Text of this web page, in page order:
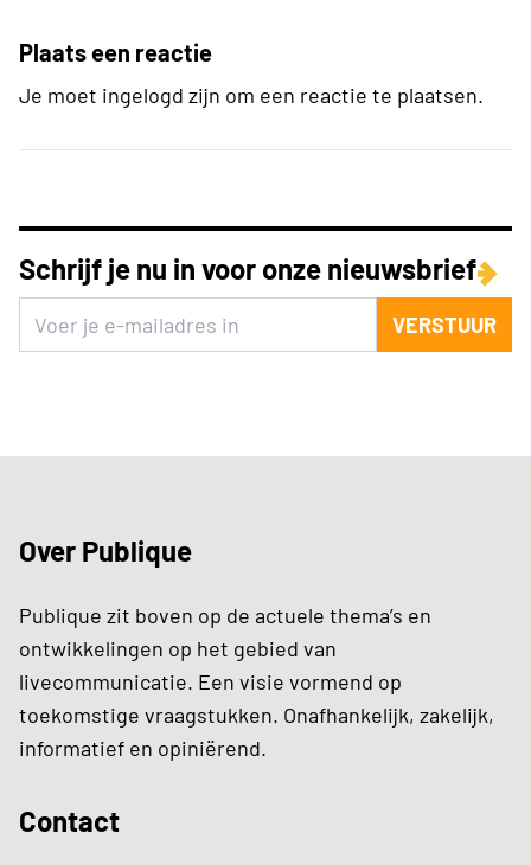
Plaats een reactie
Je moet ingelogd zijn om een reactie te plaatsen.
Schrijf je nu in voor onze nieuwsbrief
VERSTUUR
Over Publique
Publique zit boven op de actuele thema’s en
ontwikkelingen op het gebied van
livecommunicatie. Een visie vormend op
toekomstige vraagstukken. Onafhankelijk, zakelijk,
informatief en opiniërend.
Contact